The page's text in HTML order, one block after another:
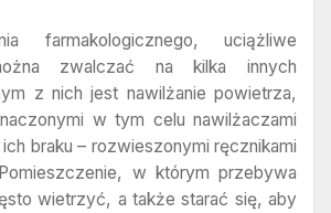
farmakologicznego, uciążliwe
zwalczać na kilka innych
z nich jest nawilżanie powietrza,
w tym celu nawilżaczami
braku – rozwieszonymi ręcznikami
w którym przebywa
wietrzyć, a także starać się, aby